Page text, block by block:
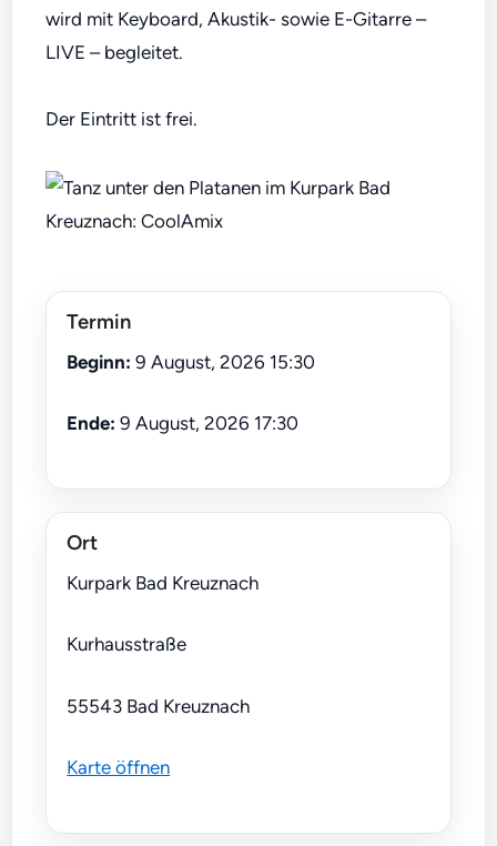
wird mit Keyboard, Akustik- sowie E-Gitarre –
LIVE – begleitet.
Der Eintritt ist frei.
Termin
Beginn: 9 August, 2026 15:30
Ende: 9 August, 2026 17:30
Ort
Kurpark Bad Kreuznach
Kurhausstraße
55543 Bad Kreuznach
Karte öffnen